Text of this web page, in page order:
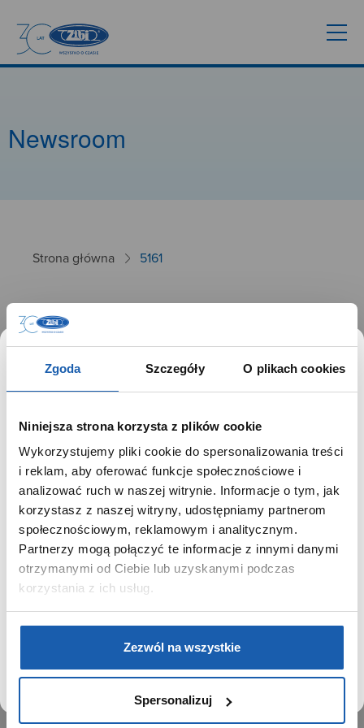
Zgoda Szczegóły O plikach cookies
Niniejsza strona korzysta z plików cookie
Wykorzystujemy pliki cookie do spersonalizowania treści
i reklam, aby oferować funkcje społecznościowe i
analizować ruch w naszej witrynie. Informacje o tym, jak
korzystasz z naszej witryny, udostępniamy partnerom
społecznościowym, reklamowym i analitycznym.
Partnerzy mogą połączyć te informacje z innymi danymi
otrzymanymi od Ciebie lub uzyskanymi podczas
korzystania z ich usług.
Zezwól na wszystkie
Spersonalizuj
Newsroom
Strona główna 5161
5161
26.09.2024
GRUPA ZIBI
Historia
Misja, wizja i wartości Grupy Zibi
Ważne daty
Kariera
Zgoda na ciasteczka
PRODUKTY
Kalkulatory
SIECI SPRZEDAŻY
SZANOWNY UŻYTKOWNIKU,
SZANOWNA UŻYTKOWNICZKO
Używamy plików cookie w celach analitycznych,
statystycznych i marketingowych, w tym aby analizować
ruch w tej witrynie, optymalizować jej działanie oraz
zapamiętywać Twoje preferencje.